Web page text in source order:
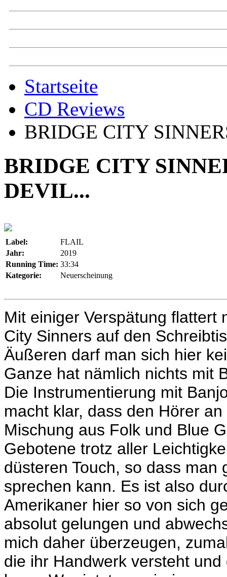
Startseite
CD Reviews
BRIDGE CITY
BRIDGE CITY
DEVIL...
Label:
FLAIL
Jahr:
2019
Running Time: 33:34
Kategorie:
Neuerscheinung
Mit einiger Verspätung flattert
City Sinners auf den
Äußeren darf man sich hier
Ganze hat nämlich nichts mit
Die Instrumentierung mit
macht klar, dass den Hörer
Mischung aus Folk und Blue
Gebotene trotz aller
düsteren Touch, so dass
sprechen kann. Es ist also
Amerikaner hier so von sich
absolut gelungen und
mich daher überzeugen,
die ihr Handwerk versteht